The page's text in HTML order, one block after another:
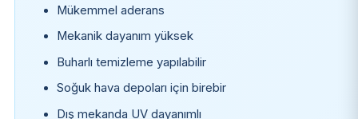
Mükemmel aderans
Mekanik dayanım yüksek
Buharlı temizleme yapılabilir
Soğuk hava depoları için birebir
Dış mekanda UV dayanımlı